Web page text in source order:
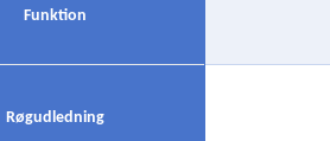
Funktion
Røgudledning